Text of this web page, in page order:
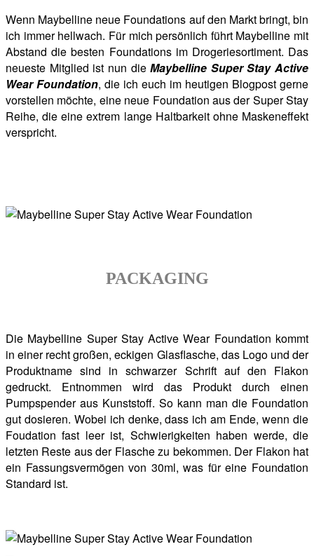
Wenn Maybelline neue Foundations auf den Markt bringt, bin
ich immer hellwach. Für mich persönlich führt Maybelline mit
Abstand die besten Foundations im Drogeriesortiment. Das
neueste Mitglied ist nun dieMaybelline Super Stay Active
Wear Foundation, die ich euch im heutigen Blogpost gerne
vorstellen möchte, eine neue Foundation aus der Super Stay
Reihe, die eine extrem lange Haltbarkeit ohne Maskeneffekt
verspricht.
PACKAGING
Die Maybelline Super Stay Active Wear Foundation kommt
in einer recht großen, eckigen Glasflasche, das Logo und der
Produktname sind in schwarzer Schrift auf den Flakon
gedruckt. Entnommen wird das Produkt durch einen
Pumpspender aus Kunststoff. So kann man die Foundation
gut dosieren. Wobei ich denke, dass ich am Ende, wenn die
Foudation fast leer ist, Schwierigkeiten haben werde, die
letzten Reste aus der Flasche zu bekommen. Der Flakon hat
ein Fassungsvermögen von 30ml, was für eine Foundation
Standard ist.